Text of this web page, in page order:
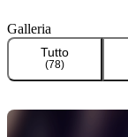
Gli uomini del mio
trovare uomini caldi
qui per soddisfare
occupata e vi
Galleria
Tutto
(78)